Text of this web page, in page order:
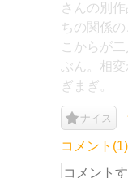
さんの別
ちの関係
こからが
ぶん。相
ぎまぎ。
ナイス
コメント(1)